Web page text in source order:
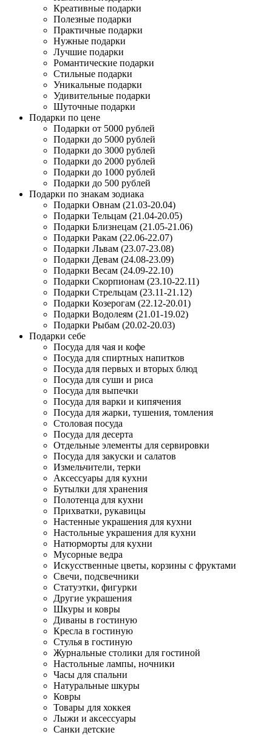
Креативные подарки
Полезные подарки
Практичные подарки
Нужные подарки
Лучшие подарки
Романтические подарки
Стильные подарки
Уникальные подарки
Удивительные подарки
Шуточные подарки
Подарки по цене
Подарки от 5000 рублей
Подарки до 5000 рублей
Подарки до 3000 рублей
Подарки до 2000 рублей
Подарки до 1000 рублей
Подарки до 500 рублей
Подарки по знакам зодиака
Подарки Овнам (21.03-20.04)
Подарки Тельцам (21.04-20.05)
Подарки Близнецам (21.05-21.06)
Подарки Ракам (22.06-22.07)
Подарки Львам (23.07-23.08)
Подарки Девам (24.08-23.09)
Подарки Весам (24.09-22.10)
Подарки Скорпионам (23.10-22.11)
Подарки Стрельцам (23.11-21.12)
Подарки Козерогам (22.12-20.01)
Подарки Водолеям (21.01-19.02)
Подарки Рыбам (20.02-20.03)
Подарки себе
Посуда для чая и кофе
Посуда для спиртных напитков
Посуда для первых и вторых блюд
Посуда для суши и риса
Посуда для выпечки
Посуда для варки и кипячения
Посуда для жарки, тушения, томления
Столовая посуда
Посуда для десерта
Отдельные элементы для сервировки
Посуда для закуски и салатов
Измельчители, терки
Аксессуары для кухни
Бутылки для хранения
Полотенца для кухни
Прихватки, рукавицы
Настенные украшения для кухни
Настольные украшения для кухни
Натюрморты для кухни
Мусорные ведра
Искусственные цветы, корзины с фруктами
Свечи, подсвечники
Статуэтки, фигурки
Другие украшения
Шкуры и ковры
Диваны в гостиную
Кресла в гостиную
Стулья в гостиную
Журнальные столики для гостиной
Настольные лампы, ночники
Часы для спальни
Натуральные шкуры
Ковры
Товары для хоккея
Лыжи и аксессуары
Санки детские